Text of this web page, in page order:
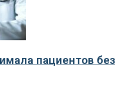
пациентов без